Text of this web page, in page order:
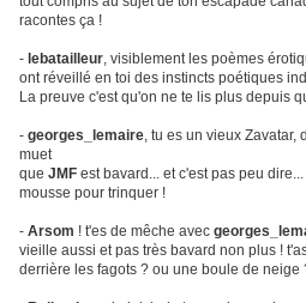
racontes ça !
- lebatailleur, visiblement les poèmes
ont réveillé en toi des instincts poétiques
La preuve c'est qu'on ne te lis plus depuis
- georges_lemaire, tu es un vieux Zavatar,
muet
que JMF est bavard... et c'est pas peu
mousse pour trinquer !
- Arsom ! t'es de mêche avec
vieille aussi et pas très bavard non plus !
derrière les fagots ? ou une boule de neige